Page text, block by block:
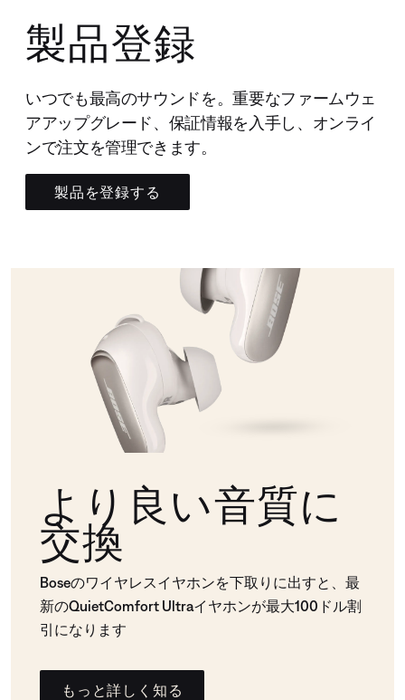
製品登録
いつでも最高のサウンドを。重要なファームウェ
アアップグレード、保証情報を入手し、オンライ
ンで注文を管理できます。
製品を登録する
より良い音質に
交換
Boseのワイヤレスイヤホンを下取りに出すと、最
新のQuietComfort Ultraイヤホンが最大100ドル割
引になります
もっと詳しく知る